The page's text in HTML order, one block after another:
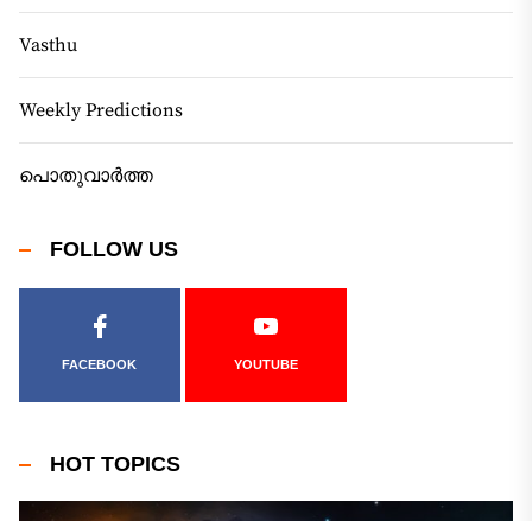
Vasthu
Weekly Predictions
പൊതുവാർത്ത
FOLLOW US
FACEBOOK YOUTUBE
HOT TOPICS